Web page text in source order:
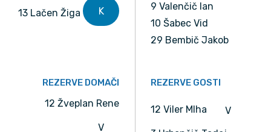
13 Lačen Žiga K
9 Valenčič Ian
10 Šabec Vid
29 Bembič Jakob
REZERVE DOMAČI
12 Žveplan Rene
V
REZERVE GOSTI
12 Viler MIha V